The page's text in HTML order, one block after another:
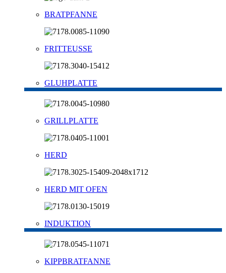
BRATPFANNE
FRITTEUSSE
GLUHPLATTE
GRILLPLATTE
HERD
HERD MIT OFEN
INDUKTION
KIPPBRATFANNE